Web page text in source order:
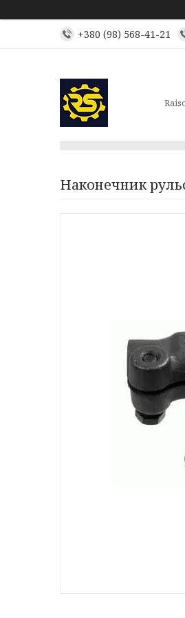
+380 (98) 568-41-21
Наконечник